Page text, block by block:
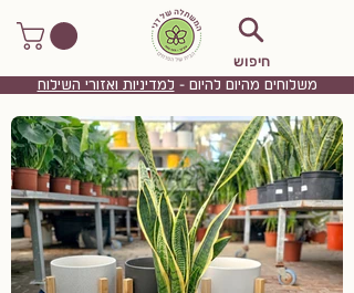
חיפוש
משלוחים מהיום להיום - למדיניות ואזורי השילוח